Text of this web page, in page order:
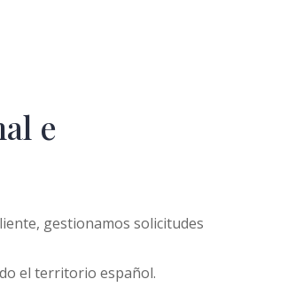
e
gestionamos solicitudes
el territorio español.